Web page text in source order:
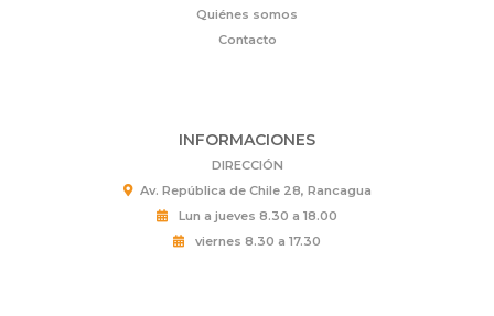
Quiénes somos
Contacto
INFORMACIONES
DIRECCIÓN
Av. República de Chile 28, Rancagua
Lun a jueves 8.30 a 18.00
viernes 8.30 a 17.30